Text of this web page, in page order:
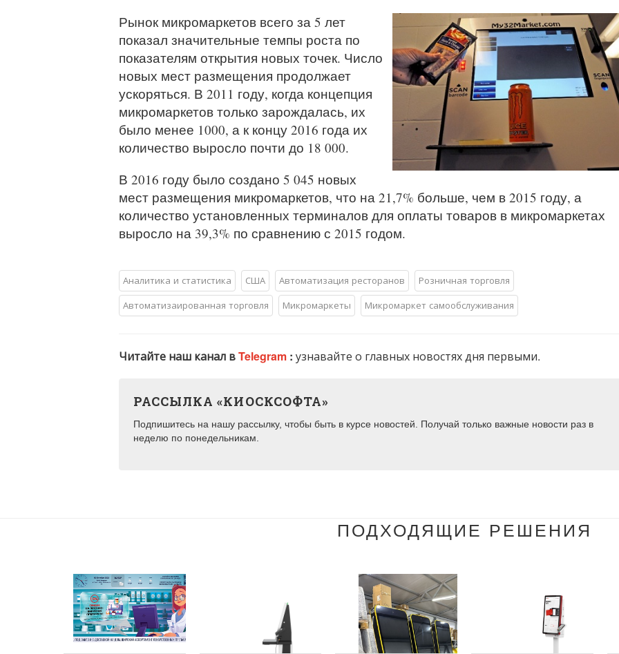
Рынок микромаркетов всего за 5 лет
показал значительные темпы роста по
показателям открытия новых точек. Число
новых мест размещения продолжает
ускоряться. В 2011 году, когда концепция
микромаркетов только зарождалась, их
было менее 1000, а к концу 2016 года их
количество выросло почти до 18 000.
В 2016 году было создано 5 045 новых
мест размещения микромаркетов, что на 21,7% больше, чем в 2015 году, а
количество установленных терминалов для оплаты товаров в микромаркетах
выросло на 39,3% по сравнению с 2015 годом.
Аналитика и статистика США Автоматизация ресторанов
Розничная торговля
Автоматизаированная торговля
Микромаркеты Микромаркет самообслуживания
Читайте наш канал вTelegram : узнавайте о главных новостях дня первыми.
РАССЫЛКА «КИОСКСОФТА»
Подпишитесь на нашу рассылку, чтобы быть в курсе новостей. Получай только важные новости раз в
неделю по понедельникам.
ПОДХОДЯЩИЕ РЕШЕНИЯ